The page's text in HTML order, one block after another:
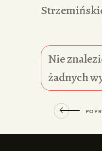
Nie
żadnych